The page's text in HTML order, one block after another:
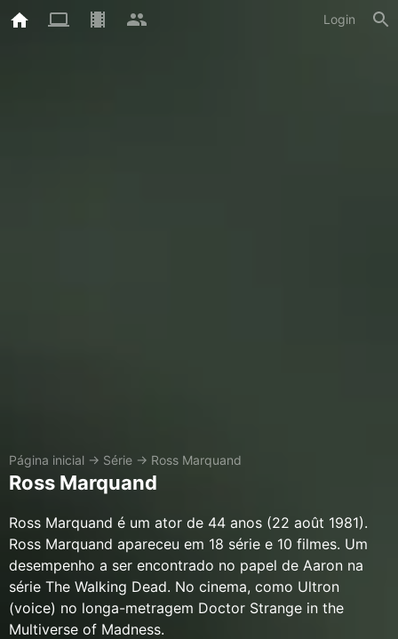
Login
Página inicial → Série → Ross Marquand
Ross Marquand
Ross Marquand é um ator de 44 anos (22 août 1981).
Ross Marquand apareceu em 18 série e 10 filmes. Um
desempenho a ser encontrado no papel de Aaron na
série The Walking Dead. No cinema, como Ultron
(voice) no longa-metragem Doctor Strange in the
Multiverse of Madness.